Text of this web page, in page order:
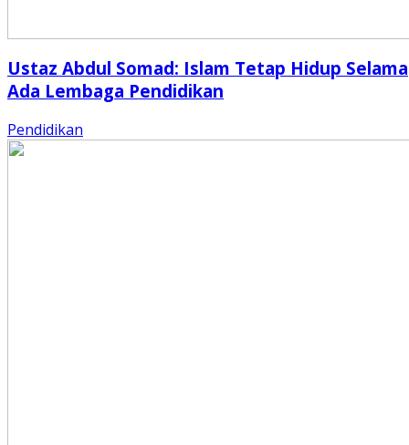
Ustaz Abdul Somad: Islam Tetap Hidup Selama
Ada Lembaga Pendidikan
Pendidikan